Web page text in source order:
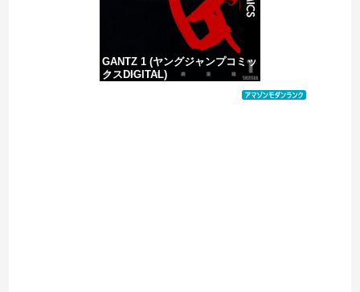
GANTZ 1 (ヤングジャンプコミッ
クスDIGITAL)
価格：¥617